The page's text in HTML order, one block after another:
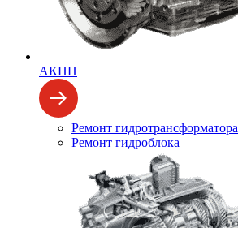
АКПП
Ремонт гидротрансформатора
Ремонт гидроблока